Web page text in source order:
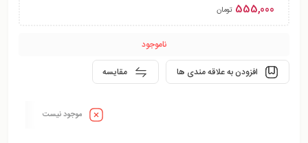
555,000 تومان
ناموجود
مقایسه
افزودن به علاقه مندی ها
موجود نیست